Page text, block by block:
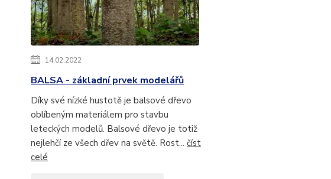
14.02.2022
BALSA - základní prvek modelářů
Díky své nízké hustotě je balsové dřevo
oblíbeným materiálem pro stavbu
leteckých modelů. Balsové dřevo je totiž
nejlehčí ze všech dřev na světě. Rost... číst
celé